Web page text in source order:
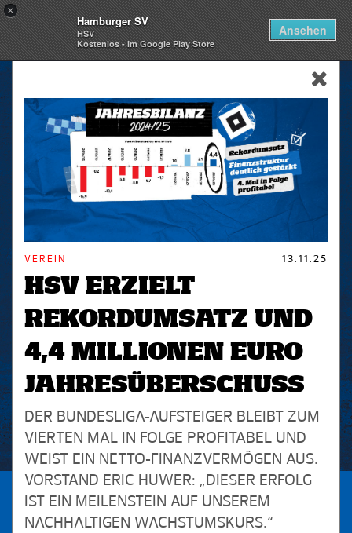
×
Hamburger SV
HSV
Kostenlos - Im Google Play Store
Ansehen
skip_navigation
VEREIN 13.11.25
HSV ERZIELT
REKORDUMSATZ UND
4,4 MILLIONEN EURO
JAHRESÜBERSCHUSS
DER BUNDESLIGA-AUFSTEIGER BLEIBT ZUM
VIERTEN MAL IN FOLGE PROFITABEL UND
WEIST EIN NETTO-FINANZVERMÖGEN AUS.
VORSTAND ERIC HUWER: „DIESER ERFOLG
IST EIN MEILENSTEIN AUF UNSEREM
NACHHALTIGEN WACHSTUMSKURS.“